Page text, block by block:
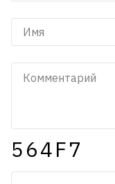
564F7